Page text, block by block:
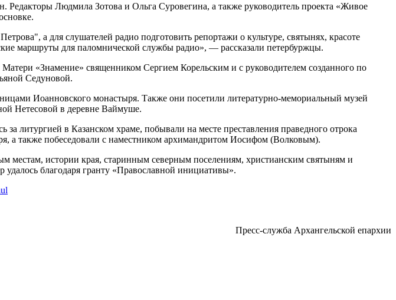
Людмила Зотова и Ольга Суровегина, а также руководитель проекта «Живое
а для слушателей радио подготовить репортажи о культуре, святынях, красоте
маршруты для паломнической службы радио», — рассказали петербуржцы.
«Знамение» священником Сергием Корельским и с руководителем созданного по
Седуновой.
Иоанновского монастыря. Также они посетили литературно-мемориальный музей
Нетесовой в деревне Ваймуше.
литургией в Казанском храме, побывали на месте преставления праведного отрока
а также побеседовали с наместником архимандритом Иосифом (Волковым).
местам, истории края, старинным северным поселениям, христианским святыням и
благодаря гранту «Православной инициативы».
Пресс-служба Архангельской епархии